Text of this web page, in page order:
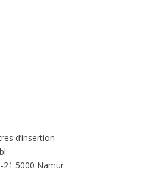
d’insertion
21 5000 Namur